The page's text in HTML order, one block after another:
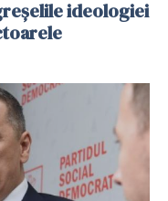
ideologiei